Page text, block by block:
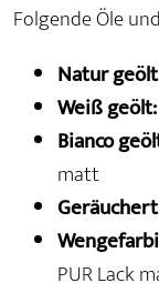
Folgende Öle
Natur
Weiß geölt:
Bianco
matt
PUR Lack